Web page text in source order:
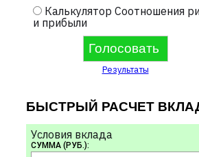
Калькулятор Соотношения
и прибыли
Результаты
БЫСТРЫЙ РАСЧЕТ
Условия вклада
СУММА (РУБ.):